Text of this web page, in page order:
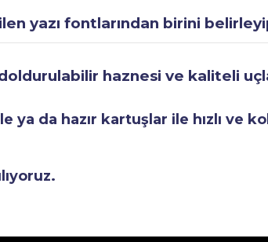
yazı fontlarından birini
haznesi ve kaliteli
da hazır kartuşlar ile hızlı ve